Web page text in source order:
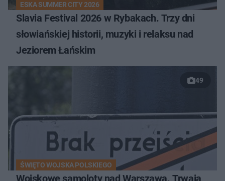
ESKA SUMMER CITY 2026
Slavia Festival 2026 w Rybakach. Trzy dni
słowiańskiej historii, muzyki i relaksu nad
Jeziorem Łańskim
49
ŚWIĘTO WOJSKA POLSKIEGO
Wojskowe samoloty nad Warszawą. Trwają